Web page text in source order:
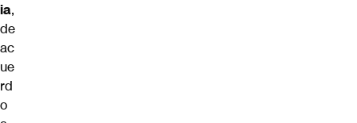
ia,
de
ac
ue
rd
o